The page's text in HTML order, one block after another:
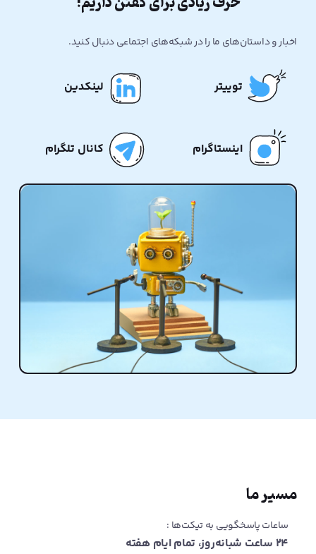
اخبار و داستان‌های ما را در شبکه‌های اجتماعی دنبال کنید.
توییتر لینکدین
اینستاگرام کانال تلگرام
مسیر ما
ساعات پاسخگویی به تیکت‌ها :
۲۴ ساعت شبانه‌روز، تمام ایام هفته